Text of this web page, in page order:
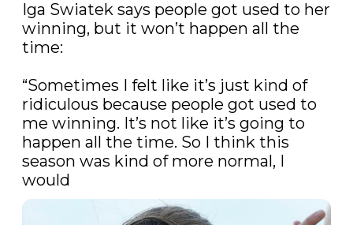
Iga Swiatek says people got used to her
winning, but it won’t happen all the
time:
“Sometimes I felt like it’s just kind of
ridiculous because people got used to
me winning. It’s not like it’s going to
happen all the time. So I think this
season was kind of more normal, I
would